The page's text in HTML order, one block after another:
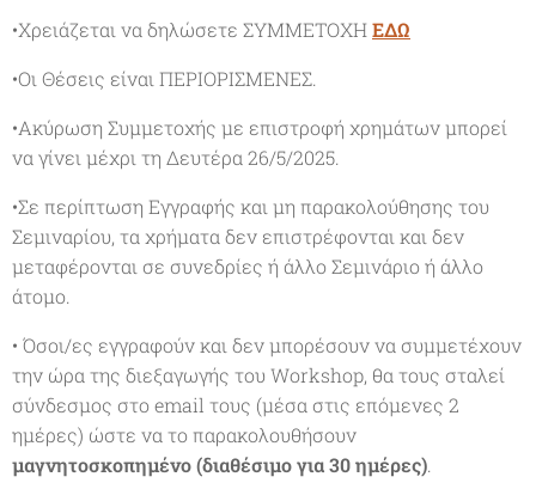
•Χρειάζεται να δηλώσετε ΣΥΜΜΕΤΟΧΗΕΔΩ
•Οι Θέσεις είναι ΠΕΡΙΟΡΙΣΜΕΝΕΣ.
•Ακύρωση Συμμετοχής με επιστροφή χρημάτων μπορεί
να γίνει μέχρι τη Δευτέρα 26/5/2025.
•Σε περίπτωση Εγγραφής και μη παρακολούθησης του
Σεμιναρίου, τα χρήματα δεν επιστρέφονται και δεν
μεταφέρονται σε συνεδρίες ή άλλο Σεμινάριο ή άλλο
άτομο.
• Όσοι/ες εγγραφούν και δεν μπορέσουν να συμμετέχουν
την ώρα της διεξαγωγής του Workshop, θα τους σταλεί
σύνδεσμος στο email τους (μέσα στις επόμενες 2
ημέρες) ώστε να το παρακολουθήσουν
μαγνητοσκοπημένο (διαθέσιμο για 30 ημέρες).